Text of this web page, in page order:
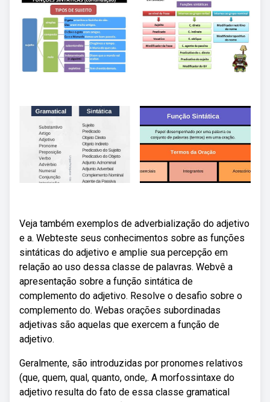
Veja também exemplos de adverbialização do adjetivo
e a. Webteste seus conhecimentos sobre as funções
sintáticas do adjetivo e amplie sua percepção em
relação ao uso dessa classe de palavras. Webvê a
apresentação sobre a função sintática de
complemento do adjetivo. Resolve o desafio sobre o
complemento do. Webas orações subordinadas
adjetivas são aquelas que exercem a função de
adjetivo.
Geralmente, são introduzidas por pronomes relativos
(que, quem, qual, quanto, onde,. A morfossintaxe do
adjetivo resulta do fato de essa classe gramatical